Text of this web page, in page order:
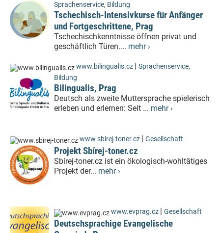
Sprachenservice, Bildung
Tschechisch-Intensivkurse für Anfänger
und Fortgeschrittene, Prag
Tschechischkenntnisse öffnen privat und
geschäftlich Türen.... mehr ›
www.bilingualis.cz | Sprachenservice,
Bildung
Bilingualis, Prag
Deutsch als zweite Muttersprache spielerisch
erleben und erlernen: Seit ... mehr ›
www.sbirej-toner.cz | Gesellschaft
Projekt Sbírej-toner.cz
Sbírej-toner.cz ist ein ökologisch-wohltätiges
Projekt der... mehr ›
www.evprag.cz | Gesellschaft
Deutschsprachige Evangelische